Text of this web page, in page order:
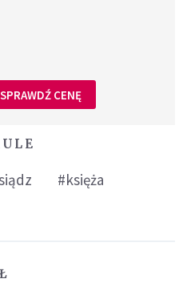
SPRAWDŹ CENĘ
#księża